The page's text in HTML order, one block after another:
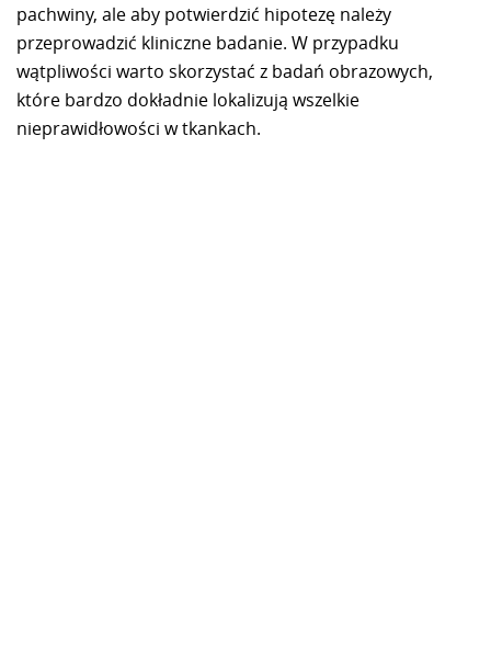
pachwiny, ale aby potwierdzić hipotezę należy
przeprowadzić kliniczne badanie. W przypadku
wątpliwości warto skorzystać z badań obrazowych,
które bardzo dokładnie lokalizują wszelkie
nieprawidłowości w tkankach.